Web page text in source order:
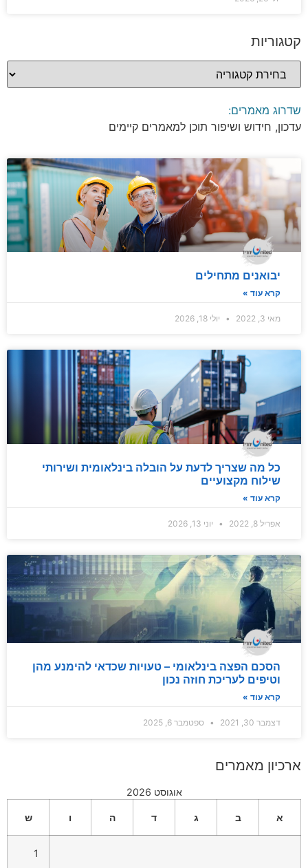
קטגוריות
שדרוג מאמרים:
עדכון, חידוש ושיפור תוכן למאמרים קיימים
יבואנים מתחילים
קרא עוד »
מאי 3, 2022 יולי 18, 2026
כל מה שצריך לדעת על הובלה בינלאומית ושירותי
שילוח מקצועיים
קרא עוד »
אפריל 8, 2022 יוני 13, 2026
הסכם הפצה בינלאומי – טעויות שכדאי להימנע מהן
וטיפים לעריכת חוזה נכון
קרא עוד »
דצמבר 30, 2021 ספטמבר 6, 2025
ארכיון מאמרים
אוגוסט 2026
א ב ג ד ה ו ש
1